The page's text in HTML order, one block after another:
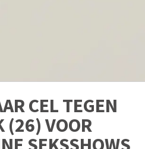
CEL TEGEN
(26) VOOR